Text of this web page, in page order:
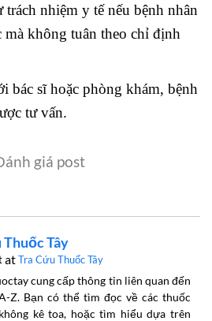
nhiệm y tế nếu bệnh nhân
không tuân theo chỉ định
bác sĩ hoặc phòng khám, bệnh
tư vấn.
giá post
Thuốc Tây
atTra Cứu Thuốc Tây
cung cấp thông tin liên quan đến
Z. Bạn có thể tìm đọc về các thuốc
kê toa, hoặc tìm hiểu dựa trên